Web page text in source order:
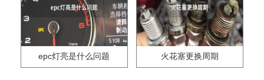
epc灯亮是什么问题 火花塞更换周期